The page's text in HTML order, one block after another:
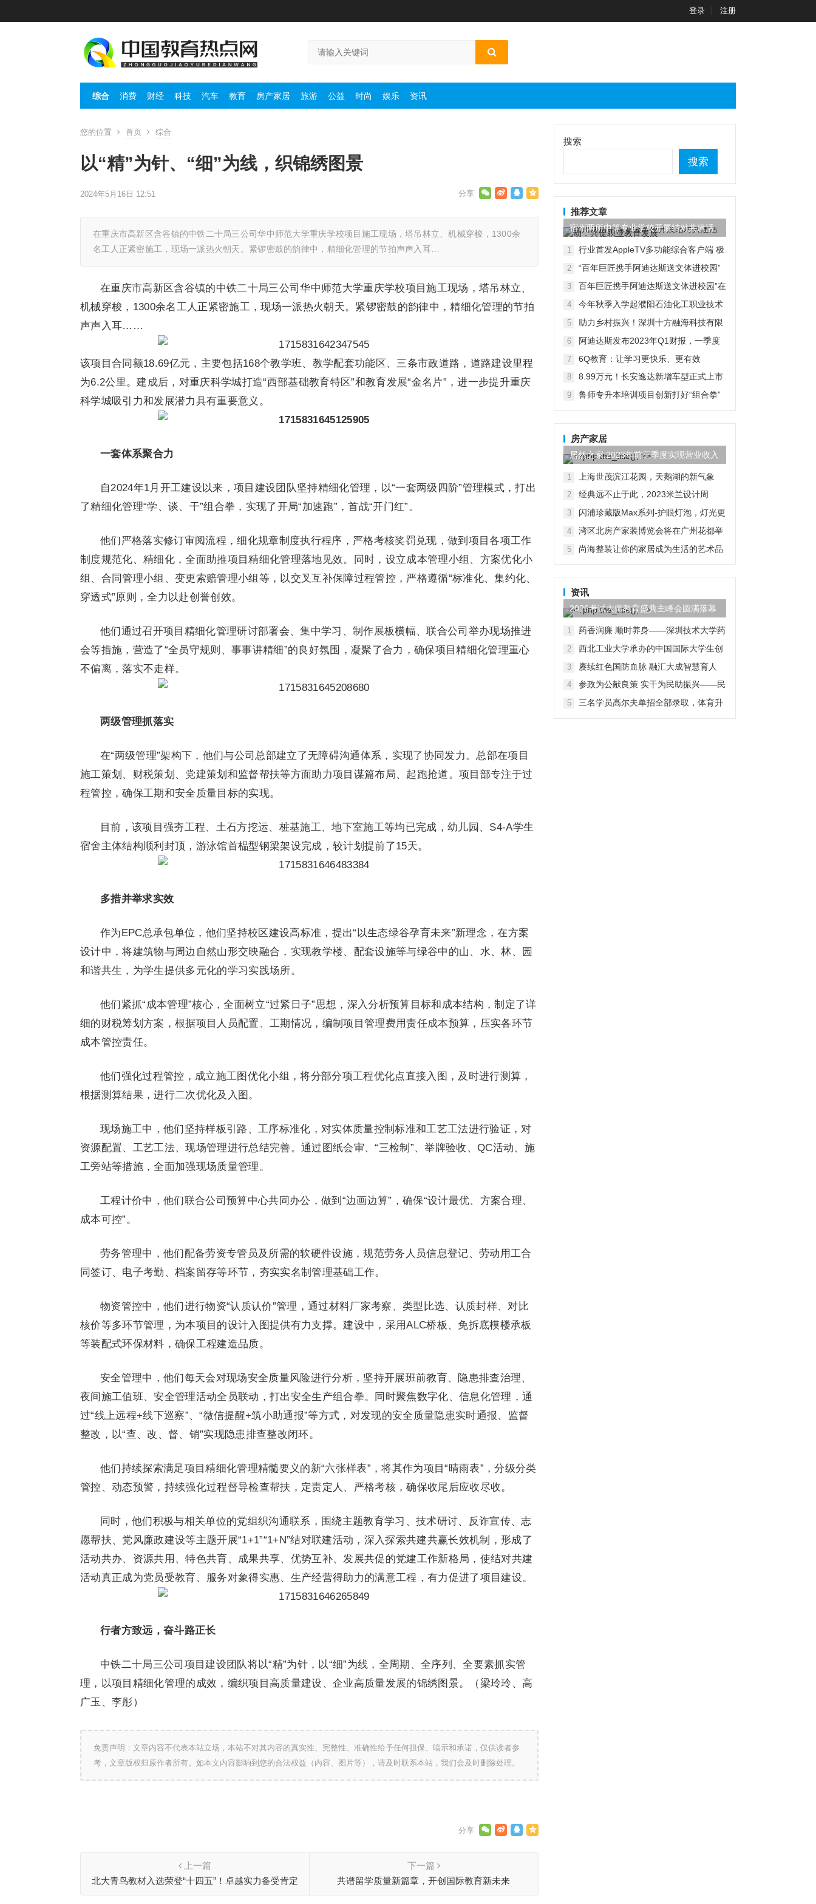
登录 注册
综合 消费 财经 科技 汽车 教育 房产家居 旅游 公益 时尚 娱乐 资讯
您的位置 首页 综合
以“精”为针、“细”为线，织锦绣图景
2024年5月16日 12:51
在重庆市高新区含谷镇的中铁二十局三公司华中师范大学重庆学校项目施工现场，塔吊林立、机械穿梭，1300余
名工人正紧密施工，现场一派热火朝天。紧锣密鼓的韵律中，精细化管理的节拍声声入耳…
在重庆市高新区含谷镇的中铁二十局三公司华中师范大学重庆学校项目施工现场，塔吊林立、
机械穿梭，1300余名工人正紧密施工，现场一派热火朝天。紧锣密鼓的韵律中，精细化管理的节拍
声声入耳……
该项目合同额18.69亿元，主要包括168个教学班、教学配套功能区、三条市政道路，道路建设里程
为6.2公里。建成后，对重庆科学城打造“西部基础教育特区”和教育发展“金名片”，进一步提升重庆
科学城吸引力和发展潜力具有重要意义。
一套体系聚合力
自2024年1月开工建设以来，项目建设团队坚持精细化管理，以“一套两级四阶”管理模式，打出
了精细化管理“学、谈、干”组合拳，实现了开局“加速跑”，首战“开门红”。
他们严格落实修订审阅流程，细化规章制度执行程序，严格考核奖罚兑现，做到项目各项工作
制度规范化、精细化，全面助推项目精细化管理落地见效。同时，设立成本管理小组、方案优化小
组、合同管理小组、变更索赔管理小组等，以交叉互补保障过程管控，严格遵循“标准化、集约化、
穿透式”原则，全力以赴创誉创效。
他们通过召开项目精细化管理研讨部署会、集中学习、制作展板横幅、联合公司举办现场推进
会等措施，营造了“全员守规则、事事讲精细”的良好氛围，凝聚了合力，确保项目精细化管理重心
不偏离，落实不走样。
两级管理抓落实
在“两级管理”架构下，他们与公司总部建立了无障碍沟通体系，实现了协同发力。总部在项目
施工策划、财税策划、党建策划和监督帮扶等方面助力项目谋篇布局、起跑抢道。项目部专注于过
程管控，确保工期和安全质量目标的实现。
目前，该项目强夯工程、土石方挖运、桩基施工、地下室施工等均已完成，幼儿园、S4-A学生
宿舍主体结构顺利封顶，游泳馆首榀型钢梁架设完成，较计划提前了15天。
多措并举求实效
作为EPC总承包单位，他们坚持校区建设高标准，提出“以生态绿谷孕育未来”新理念，在方案
设计中，将建筑物与周边自然山形交映融合，实现教学楼、配套设施等与绿谷中的山、水、林、园
和谐共生，为学生提供多元化的学习实践场所。
他们紧抓“成本管理”核心，全面树立“过紧日子”思想，深入分析预算目标和成本结构，制定了详
细的财税筹划方案，根据项目人员配置、工期情况，编制项目管理费用责任成本预算，压实各环节
成本管控责任。
他们强化过程管控，成立施工图优化小组，将分部分项工程优化点直接入图，及时进行测算，
根据测算结果，进行二次优化及入图。
现场施工中，他们坚持样板引路、工序标准化，对实体质量控制标准和工艺工法进行验证，对
资源配置、工艺工法、现场管理进行总结完善。通过图纸会审、“三检制”、举牌验收、QC活动、施
工旁站等措施，全面加强现场质量管理。
工程计价中，他们联合公司预算中心共同办公，做到“边画边算”，确保“设计最优、方案合理、
成本可控”。
劳务管理中，他们配备劳资专管员及所需的软硬件设施，规范劳务人员信息登记、劳动用工合
同签订、电子考勤、档案留存等环节，夯实实名制管理基础工作。
物资管控中，他们进行物资“认质认价”管理，通过材料厂家考察、类型比选、认质封样、对比
核价等多环节管理，为本项目的设计入图提供有力支撑。建设中，采用ALC桥板、免拆底模楼承板
等装配式环保材料，确保工程建造品质。
安全管理中，他们每天会对现场安全质量风险进行分析，坚持开展班前教育、隐患排查治理、
夜间施工值班、安全管理活动全员联动，打出安全生产组合拳。同时聚焦数字化、信息化管理，通
过“线上远程+线下巡察”、“微信提醒+筑小助通报”等方式，对发现的安全质量隐患实时通报、监督
整改，以“查、改、督、销”实现隐患排查整改闭环。
他们持续探索满足项目精细化管理精髓要义的新“六张样表”，将其作为项目“晴雨表”，分级分类
管控、动态预警，持续强化过程督导检查帮扶，定责定人、严格考核，确保收尾后应收尽收。
同时，他们积极与相关单位的党组织沟通联系，围绕主题教育学习、技术研讨、反诈宣传、志
愿帮扶、党风廉政建设等主题开展“1+1”“1+N”结对联建活动，深入探索共建共赢长效机制，形成了
活动共办、资源共用、特色共育、成果共享、优势互补、发展共促的党建工作新格局，使结对共建
活动真正成为党员受教育、服务对象得实惠、生产经营得助力的满意工程，有力促进了项目建设。
行者方致远，奋斗路正长
中铁二十局三公司项目建设团队将以“精”为针，以“细”为线，全周期、全序列、全要素抓实管
理，以项目精细化管理的成效，编织项目高质量建设、企业高质量发展的锦绣图景。（梁玲玲、高
广玉、李彤）
免责声明：文章内容不代表本站立场，本站不对其内容的真实性、完整性、准确性给予任何担保、暗示和承诺，仅供读者参
考，文章版权归原作者所有。如本文内容影响到您的合法权益（内容、图片等），请及时联系本站，我们会及时删除处理。
上一篇
北大青鸟教材入选荣登“十四五”！卓越实力备受肯定
下一篇
共谱留学质量新篇章，开创国际教育新未来
搜索
搜索
推荐文章
宿州两所中等专业学校开展结对共建活
动，共促职业教育发展
1
行业首发AppleTV多功能综合客户端 极
2
“百年巨匠携手阿迪达斯送文体进校园”
3
百年巨匠携手阿迪达斯送文体进校园”在
4
今年秋季入学起濮阳石油化工职业技术
石化“中原铁军”打造
5
助力乡村振兴！深圳十方融海科技有限
6
阿迪达斯发布2023年Q1财报，一季度
7 6Q教育：让学习更快乐、更有效
8
8.99万元！长安逸达新增车型正式上市
9
鲁师专升本培训项目创新打好“组合拳”
房产家居
居然之家:2023年前三季度实现营业收入
97.44亿元,同比...
1 上海世茂滨江花园，天鹅湖的新气象
2
经典远不止于此，2023米兰设计周
3
闪浦珍藏版Max系列-护眼灯泡，灯光更
4
湾区北房产家装博览会将在广州花都举
5 尚海整装让你的家居成为生活的艺术品
资讯
2026考试大师教育盛典主峰会圆满落幕
1
药香润廉 顺时养身——深圳技术大学药
题党日活动
2
西北工业大学承办的中国国际大学生创
3 赓续红色国防血脉 融汇大成智慧育人
4
参政为公献良策 实干为民助振兴——民
主题教育实践帮扶调研活动
5
三名学员高尔夫单招全部录取，体育升